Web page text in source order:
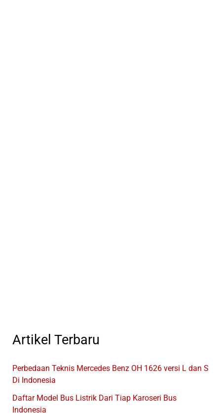
Artikel Terbaru
Perbedaan Teknis Mercedes Benz OH 1626 versi L dan S
Di Indonesia
Daftar Model Bus Listrik Dari Tiap Karoseri Bus
Indonesia